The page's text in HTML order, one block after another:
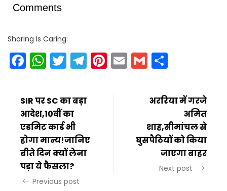
Comments
Sharing Is Caring:
Facebook
WhatsApp
Twitter
Telegram
Pinterest
EmailGmail
SIR पर SC का बड़ा
आदेश,10वीं का
एडमिट कार्ड भी
होगा मान्य!जानिए
बीते दिन क्यों लेना
पड़ा ये फैसला?
Previous post
अररिया में गरजे
अमित
शाह,सीमांचल से
घुसपैठियों को किया
जाएगा बाहर
Next post